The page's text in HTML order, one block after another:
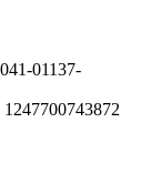
01137-